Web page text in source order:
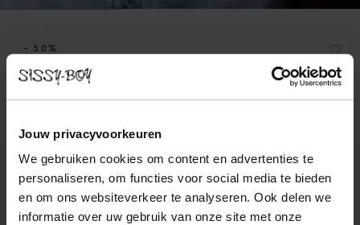
Jouw privacyvoorkeuren
We gebruiken cookies om content en advertenties te
personaliseren, om functies voor social media te bieden
en om ons websiteverkeer te analyseren. Ook delen we
informatie over uw gebruik van onze site met onze
- 50%
Donkerrode opengewerkte riem
Kleuren